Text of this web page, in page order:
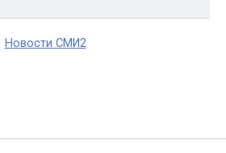
Новости СМИ2